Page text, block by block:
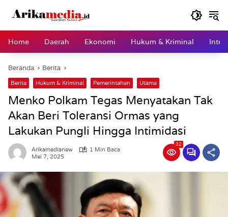
Home
Daerah Ekonomi Hukum & Kriminal
Beranda Berita
Berita Hukum & Kriminal Pemerintahan Utama
Menko Polkam Tegas Menyatakan Tak
Akan Beri Toleransi Ormas yang
Lakukan Pungli Hingga Intimidasi
Arikamedianew
1 Min Baca
Mei 7, 2025
32